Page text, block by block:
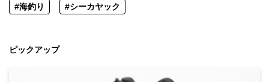
#海釣り #シーカヤック
ピックアップ